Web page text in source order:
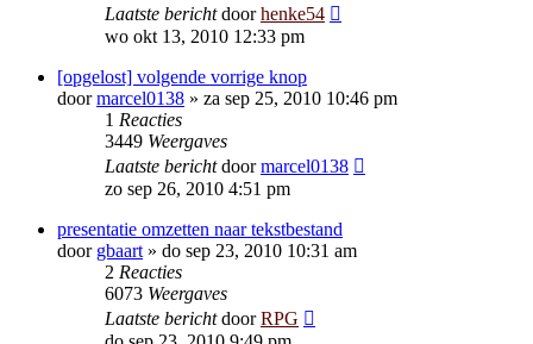
Laatste berichtdoorhenke54
wo okt 13, 2010 12:33 pm
[opgelost] volgende vorrige knop
doormarcel0138 » za sep 25, 2010 10:46 pm
1 Reacties
3449 Weergaves
Laatste berichtdoormarcel0138
zo sep 26, 2010 4:51 pm
presentatie omzetten naar tekstbestand
door gbaart » do sep 23, 2010 10:31 am
2 Reacties
6073 Weergaves
Laatste berichtdoorRPG